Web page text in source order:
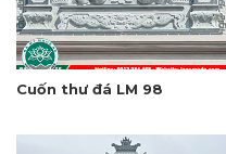
Cuốn thư đá LM 98